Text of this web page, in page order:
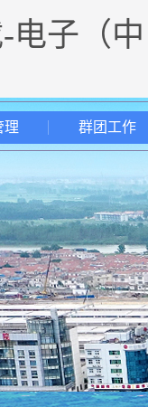
电子（中
理 群团工作